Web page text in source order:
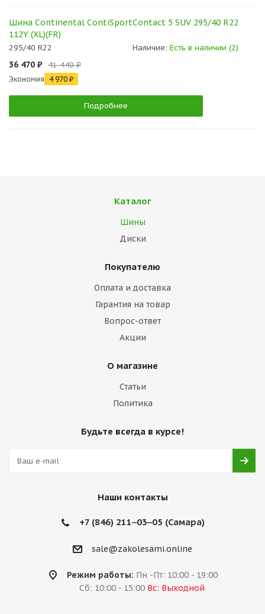
Шина Continental ContiSportContact 5 SUV 295/40 R22
112Y (XL)(FR)
295/40 R22 Наличие: Есть в наличии (2)
36 470 ₽ 41 440 ₽
Экономия 4 970 ₽
Подробнее
Каталог
Шины
Диски
Покупателю
Оплата и доставка
Гарантия на товар
Вопрос-ответ
Акции
О магазине
Статьи
Политика
Будьте всегда в курсе!
Наши контакты
+7 (846) 211‒03‒05 (Самара)
sale@zakolesami.online
Режим работы: Пн -Пт: 10:00 - 19:00
Сб: 10:00 - 15:00 Вс: Выходной